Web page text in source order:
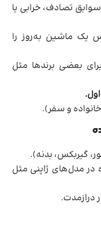
تصادف، خرابی یا
یک ماشین به‌روز را
بعضی برندها مثل
و سفر).
گیربکس، بدنه).
در مدل‌های ژاپنی مثل
درازمدت.